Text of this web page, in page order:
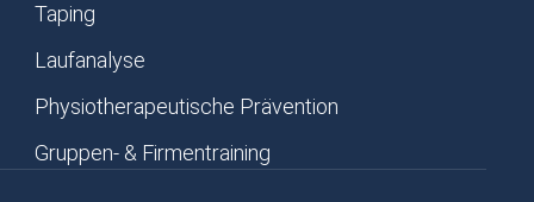
Taping
Laufanalyse
Physiotherapeutische Prävention
Gruppen- & Firmentraining